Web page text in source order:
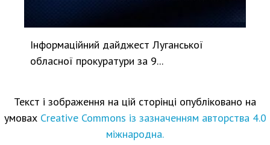
Інформаційний дайджест Луганської
обласної прокуратури за 9...
Текст і зображення на цій сторінці опубліковано на
умовах Creative Commons із зазначенням авторства 4.0
міжнародна.